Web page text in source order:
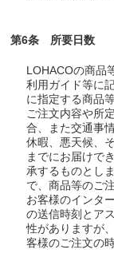
第6条 所要日数
LOHACOの商品
利用ガイド等に
に指定する商品
ご注文内容や所
合、また交通事
休暇、悪天候、
までにお届けで
承するものとし
で、商品等のご
お客様のインタ
の送信時刻とア
性がありますが
客様のご注文の